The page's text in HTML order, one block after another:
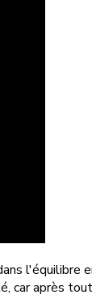
car après